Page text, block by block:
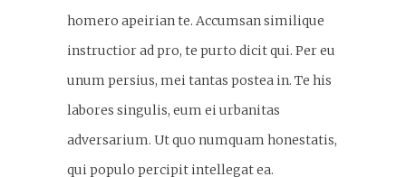
homero apeirian te. Accumsan similique
instructior ad pro, te purto dicit qui. Per eu
unum persius, mei tantas postea in. Te his
labores singulis, eum ei urbanitas
adversarium. Ut quo numquam honestatis,
qui populo percipit intellegat ea.